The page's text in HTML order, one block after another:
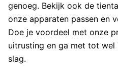
genoeg. Bekijk ook de
onze apparaten passen en
Doe je voordeel met onze
uitrusting en ga met tot
slag.